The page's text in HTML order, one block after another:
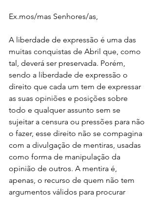
Ex.mos/mas Senhores/as,
A liberdade de expressão é uma das
muitas conquistas de Abril que, como
tal, deverá ser preservada. Porém,
sendo a liberdade de expressão o
direito que cada um tem de expressar
as suas opiniões e posições sobre
todo e qualquer assunto sem se
sujeitar a censura ou pressões para não
o fazer, esse direito não se compagina
com a divulgação de mentiras, usadas
como forma de manipulação da
opinião de outros. A mentira é,
apenas, o recurso de quem não tem
argumentos válidos para procurar